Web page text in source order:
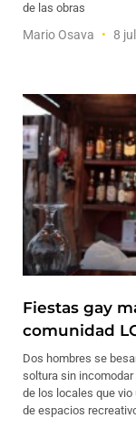
de las obras
Mario Osava 8
Fiestas gay
comunidad
Dos hombres se
soltura sin
de los locales que
de espacios